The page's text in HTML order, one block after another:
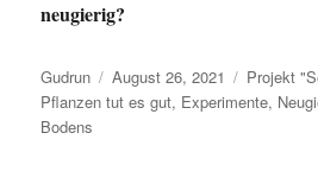
neugierig?
Autor
Gudrun
Veröffentlicht
am
August 26, 2021 Projekt
Pflanzen tut es gut, Experimente,
Bodens